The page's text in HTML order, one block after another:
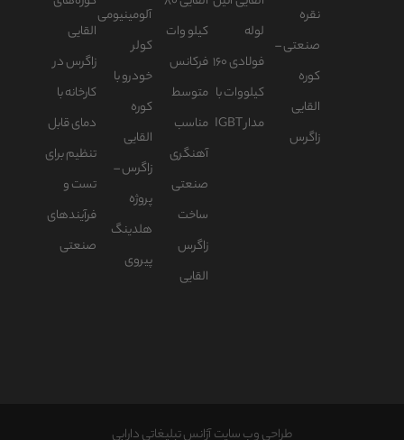
طراحی وب سایت آژانس تبلیغاتی دارابی